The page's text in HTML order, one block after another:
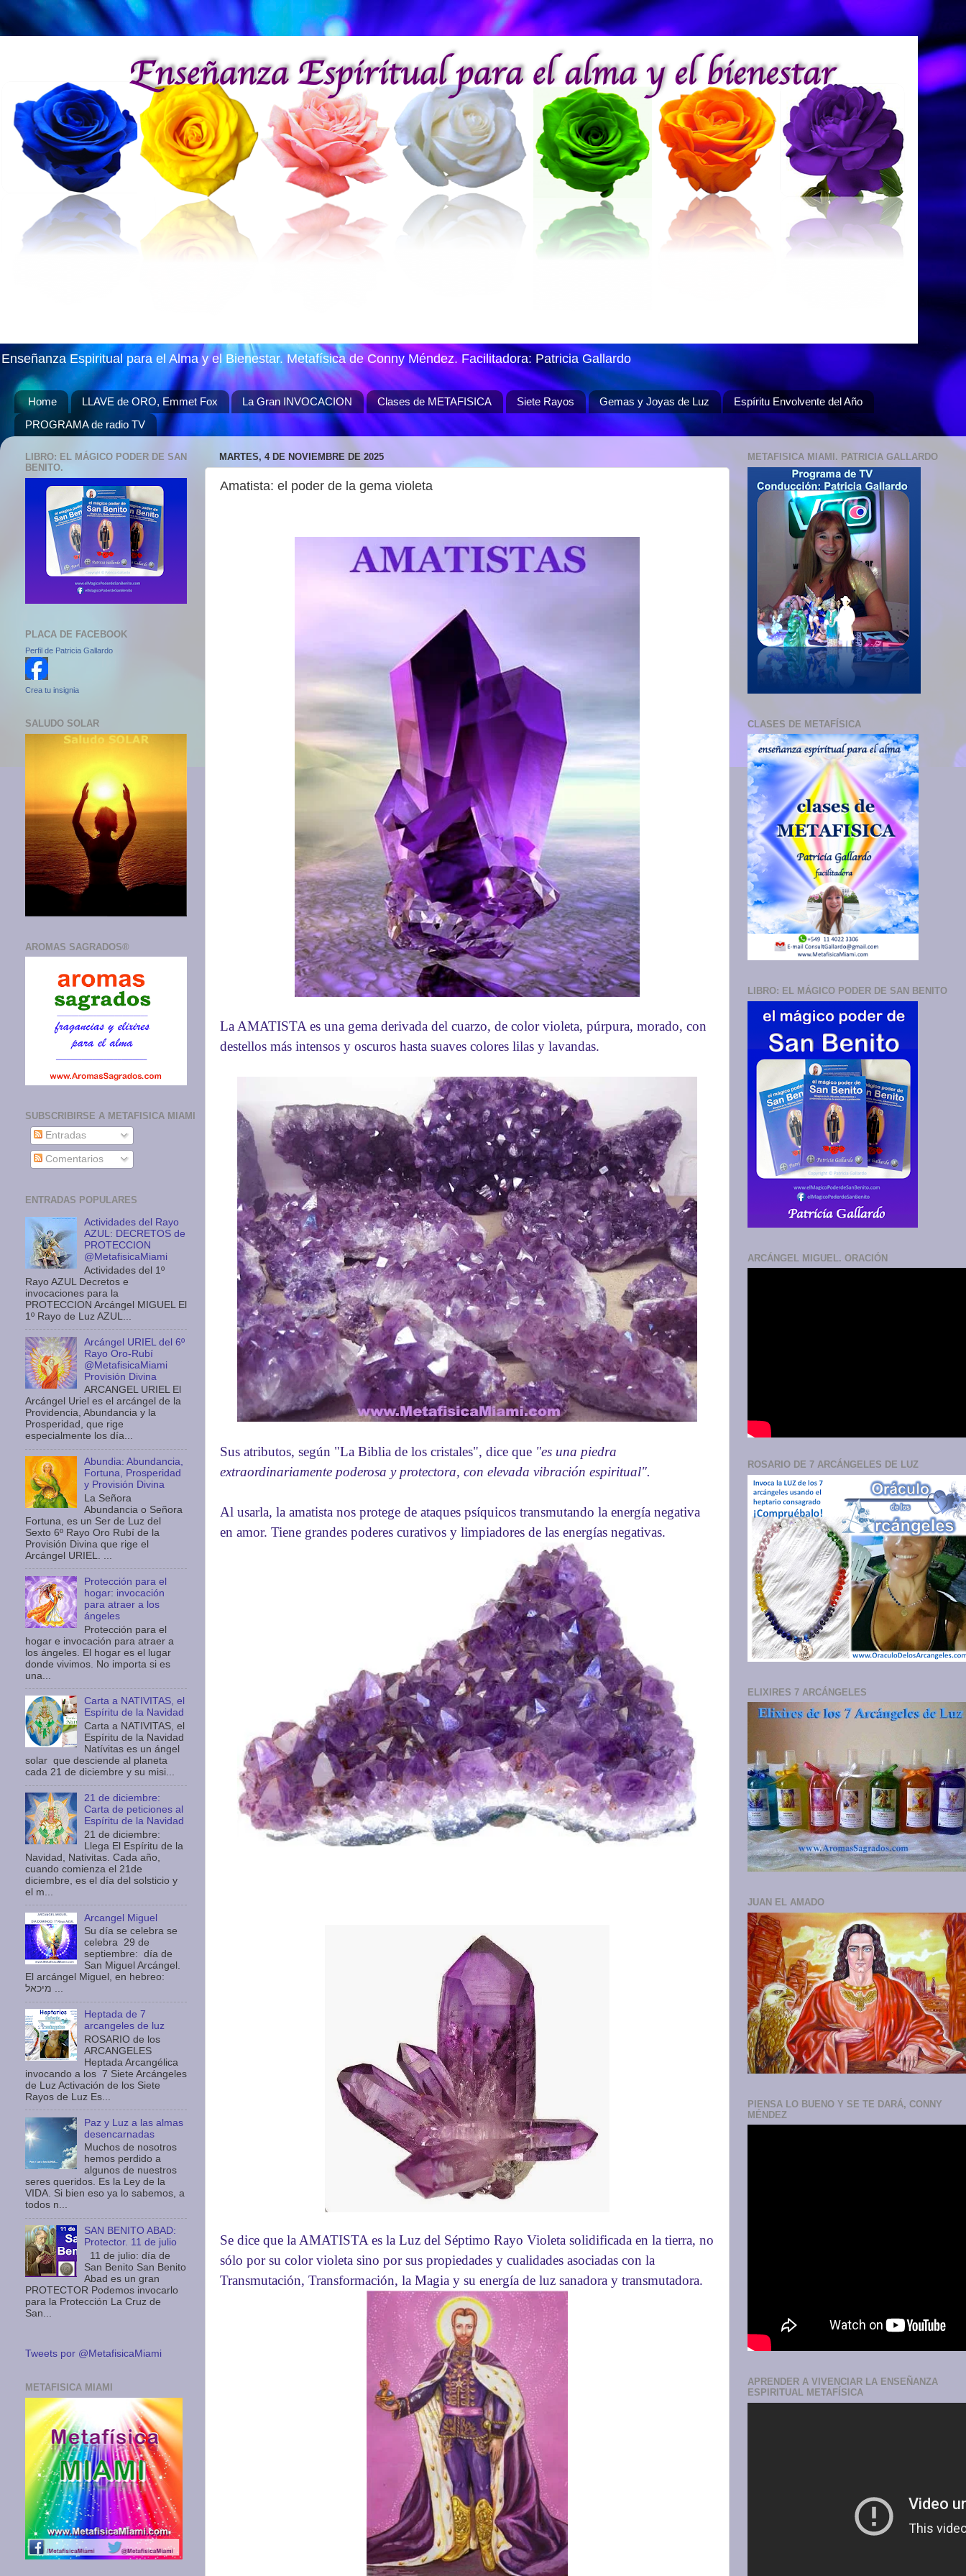
Enseñanza Espiritual para el Alma y el Bienestar. Metafísica de Conny Méndez. Facilitadora: Patricia Gallardo
Home LLAVE de ORO, Emmet Fox La Gran INVOCACION Clases de METAFISICA Siete Rayos Gemas y Joyas de Luz
Espíritu Envolvente del Año
PROGRAMA de radio TV
MARTES, 4 DE NOVIEMBRE DE 2025
Amatista: el poder de la gema violeta
La AMATISTA es una gema derivada del cuarzo, de color violeta, púrpura, morado, con
destellos más intensos y oscuros hasta suaves colores lilas y lavandas.
Sus atributos, según "La Biblia de los cristales", dice que "es una piedra
extraordinariamente poderosa y protectora, con elevada vibración espiritual".
Al usarla, la amatista nos protege de ataques psíquicos transmutando la energía negativa
en amor. Tiene grandes poderes curativos y limpiadores de las energías negativas.
Se dice que la AMATISTA es la Luz del Séptimo Rayo Violeta solidificada en la tierra, no
sólo por su color violeta sino por sus propiedades y cualidades asociadas con la
Transmutación, Transformación, la Magia y su energía de luz sanadora y transmutadora.
LIBRO: EL MÁGICO PODER DE SAN
BENITO.
PLACA DE FACEBOOK
Perfil de Patricia Gallardo
Crea tu insignia
SALUDO SOLAR
AROMAS SAGRADOS®
SUBSCRIBIRSE A METAFISICA MIAMI
Entradas
Comentarios
ENTRADAS POPULARES
Actividades del Rayo
AZUL: DECRETOS de
PROTECCION
@MetafisicaMiami
Actividades del 1º
Rayo AZUL Decretos e
invocaciones para la
PROTECCION Arcángel MIGUEL El
1º Rayo de Luz AZUL...
Arcángel URIEL del 6º
Rayo Oro-Rubí
@MetafisicaMiami
Provisión Divina
ARCANGEL URIEL El
Arcángel Uriel es el arcángel de la
Providencia, Abundancia y la
Prosperidad, que rige
especialmente los día...
Abundia: Abundancia,
Fortuna, Prosperidad
y Provisión Divina
La Señora
Abundancia o Señora
Fortuna, es un Ser de Luz del
Sexto 6º Rayo Oro Rubí de la
Provisión Divina que rige el
Arcángel URIEL. ...
Protección para el
hogar: invocación
para atraer a los
ángeles
Protección para el
hogar e invocación para atraer a
los ángeles. El hogar es el lugar
donde vivimos. No importa si es
una...
Carta a NATIVITAS, el
Espíritu de la Navidad
Carta a NATIVITAS, el
Espíritu de la Navidad
Natívitas es un ángel
solar que desciende al planeta
cada 21 de diciembre y su misi...
21 de diciembre:
Carta de peticiones al
Espíritu de la Navidad
21 de diciembre:
Llega El Espíritu de la
Navidad, Nativitas. Cada año,
cuando comienza el 21de
diciembre, es el día del solsticio y
el m...
Arcangel Miguel
Su día se celebra se
celebra 29 de
septiembre: día de
San Miguel Arcángel.
El arcángel Miguel, en hebreo:
מיכאל ...
Heptada de 7
arcangeles de luz
ROSARIO de los
ARCANGELES
Heptada Arcangélica
invocando a los 7 Siete Arcángeles
de Luz Activación de los Siete
Rayos de Luz Es...
Paz y Luz a las almas
desencarnadas
Muchos de nosotros
hemos perdido a
algunos de nuestros
seres queridos. Es la Ley de la
VIDA. Si bien eso ya lo sabemos, a
todos n...
SAN BENITO ABAD:
Protector. 11 de julio
11 de julio: día de
San Benito San Benito
Abad es un gran
PROTECTOR Podemos invocarlo
para la Protección La Cruz de
San...
Tweets por @MetafisicaMiami
METAFISICA MIAMI
METAFISICA MIAMI. PATRICIA GALLARDO
CLASES DE METAFÍSICA
LIBRO: EL MÁGICO PODER DE SAN BENITO
ARCÁNGEL MIGUEL. ORACIÓN
ROSARIO DE 7 ARCÁNGELES DE LUZ
ELIXIRES 7 ARCÁNGELES
JUAN EL AMADO
PIENSA LO BUENO Y SE TE DARÁ, CONNY
MÉNDEZ
APRENDER A VIVENCIAR LA ENSEÑANZA
ESPIRITUAL METAFÍSICA